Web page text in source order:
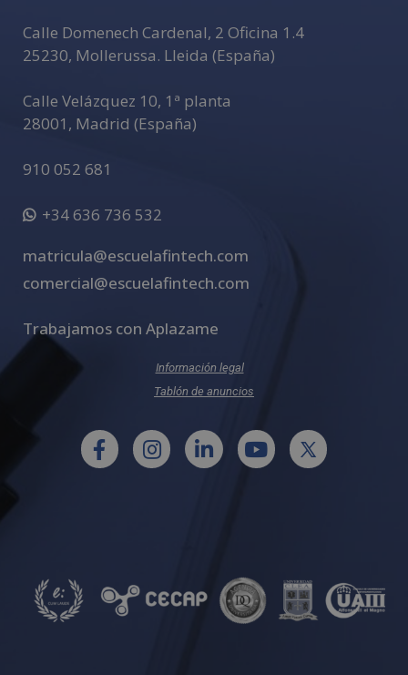
Calle Domenech Cardenal, 2 Oficina 1.4
25230, Mollerussa. Lleida (España)
Calle Velázquez 10, 1ª planta
28001 , Madrid (España)
910 052 681
+34 636 736 532
matricula@escuelafintech.com
comercial@escuelafintech.com
Trabajamos con Aplazame
Información legal
Tablón de anuncios